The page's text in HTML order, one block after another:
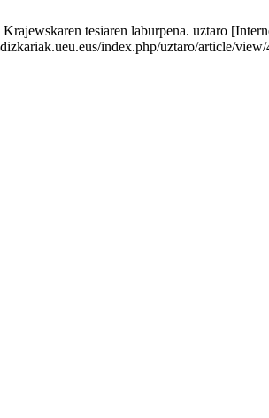
tesiaren laburpena. uztaro
index.php/uztaro/article/